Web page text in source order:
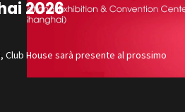
2026
Club House sarà presente al prossimo